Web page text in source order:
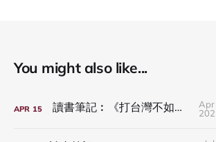
You might also like...
APR 15 讀書筆記︰《打台灣不如騙台灣》
Apr